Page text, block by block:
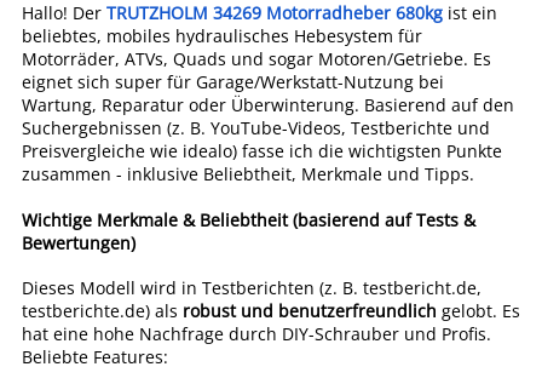
Hallo! Der TRUTZHOLM 34269 Motorradheber 680kg ist ein
beliebtes, mobiles hydraulisches Hebesystem für
Motorräder, ATVs, Quads und sogar Motoren/Getriebe. Es
eignet sich super für Garage/Werkstatt-Nutzung bei
Wartung, Reparatur oder Überwinterung. Basierend auf den
Suchergebnissen (z. B. YouTube-Videos, Testberichte und
Preisvergleiche wie idealo) fasse ich die wichtigsten Punkte
zusammen - inklusive Beliebtheit, Merkmale und Tipps.
Wichtige Merkmale & Beliebtheit (basierend auf Tests &
Bewertungen)
Dieses Modell wird in Testberichten (z. B. testbericht.de,
testberichte.de) als robust und benutzerfreundlich gelobt. Es
hat eine hohe Nachfrage durch DIY-Schrauber und Profis.
Beliebte Features: